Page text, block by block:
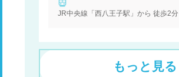
JR中央線「西八王子駅」から 徒歩2分
もっと見る